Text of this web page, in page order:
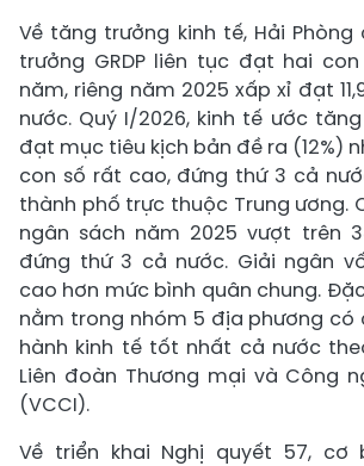
Về tăng trưởng kinh tế, Hải
trưởng GRDP liên tục đạt hai
năm, riêng năm 2025 xấp xỉ đạt
nước. Quý I/2026, kinh tế ước tăng
đạt mục tiêu kịch bản đề ra (12%)
con số rất cao, đứng thứ 3 cả
thành phố trực thuộc Trung ương.
ngân sách năm 2025 vượt trên
đứng thứ 3 cả nước. Giải ngân
cao hơn mức bình quân chung.
nằm trong nhóm 5 địa phương có
hành kinh tế tốt nhất cả nước
Liên đoàn Thương mại và Công
(VCCI).
Về triển khai Nghị quyết 57, cơ